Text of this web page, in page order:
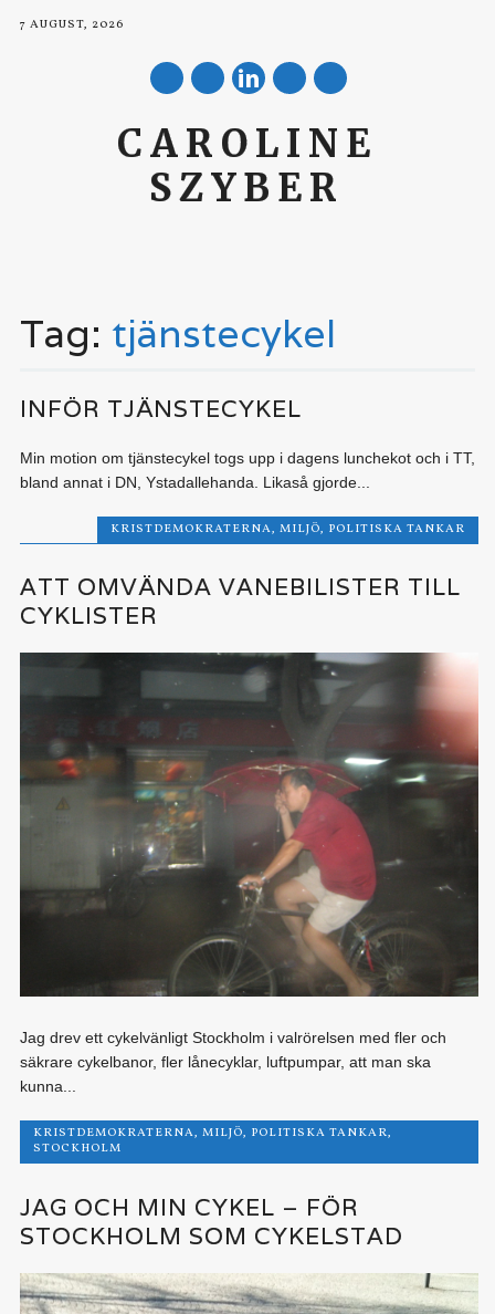
7 AUGUST, 2026
mail
CAROLINE
SZYBER
Tag: tjänstecykel
INFÖR TJÄNSTECYKEL
Min motion om tjänstecykel togs upp i dagens lunchekot och i TT,
bland annat i DN, Ystadallehanda. Likaså gjorde...
KRISTDEMOKRATERNA, MILJÖ, POLITISKA TANKAR
ATT OMVÄNDA VANEBILISTER TILL
CYKLISTER
Jag drev ett cykelvänligt Stockholm i valrörelsen med fler och
säkrare cykelbanor, fler lånecyklar, luftpumpar, att man ska
kunna...
KRISTDEMOKRATERNA,MILJÖ, POLITISKA TANKAR,
STOCKHOLM
JAG OCH MIN CYKEL – FÖR
STOCKHOLM SOM CYKELSTAD